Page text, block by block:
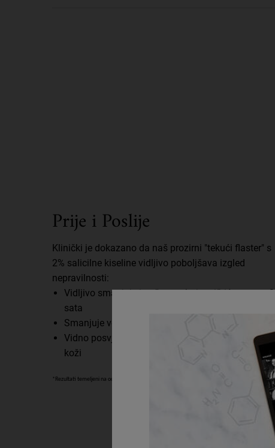
Prije i Poslije
Klinički je dokazano da naš prozirni "tekući flaster" s
2% salicilne kiseline vidljivo poboljšava izgled
nepravilnosti:
Vidljivo smanjuje izraženost boje prištića unutar 2
sata
Smanjuje veličinu prištića unutar 24 sata
Vidno posvjetljuje tragove nakon nepravilnosti na
koži
*Rezultati temeljeni na ocjeni stručnjaka u 4-tjednom kliničkom ispitivanju.